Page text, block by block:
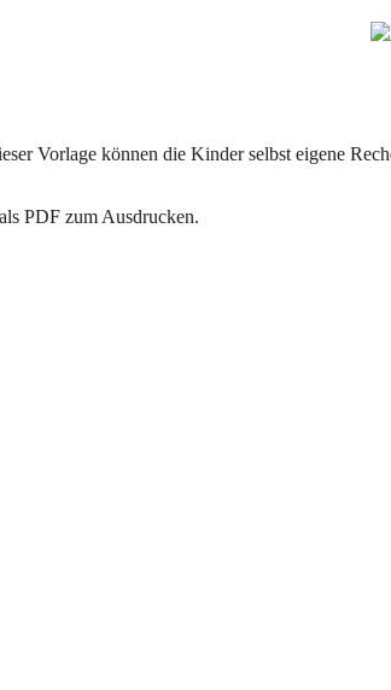
Vorlage können die Kinder selbst eigene
PDF zum Ausdrucken.